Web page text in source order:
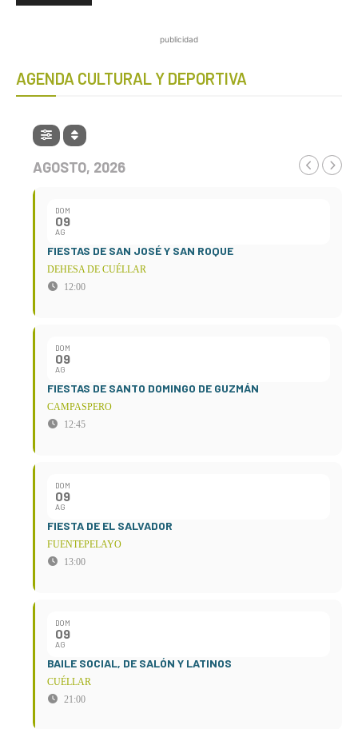
publicidad
AGENDA CULTURAL Y DEPORTIVA
AGOSTO, 2026
DOM
09
AG
FIESTAS DE SAN JOSÉ Y SAN ROQUE
DEHESA DE CUÉLLAR
12:00
DOM
09
AG
FIESTAS DE SANTO DOMINGO DE GUZMÁN
CAMPASPERO
12:45
DOM
09
AG
FIESTA DE EL SALVADOR
FUENTEPELAYO
13:00
DOM
09
AG
BAILE SOCIAL, DE SALÓN Y LATINOS
CUÉLLAR
21:00